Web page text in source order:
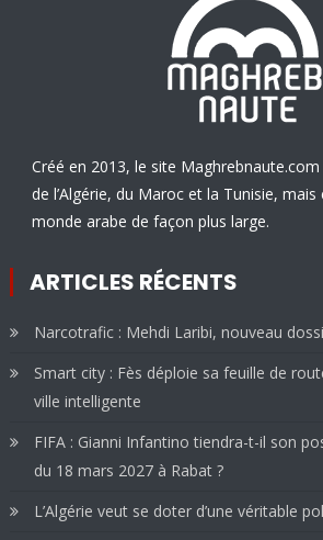
Créé en 2013, le site Maghrebnaute.com
de l’Algérie, du Maroc et la Tunisie,
monde arabe de façon plus large.
ARTICLES RÉCENTS
Narcotrafic : Mehdi Laribi, nouveau
Smart city : Fès déploie sa feuille de
ville intelligente
FIFA : Gianni Infantino tiendra-t-il son
du 18 mars 2027 à Rabat ?
L’Algérie veut se doter d’une véritable